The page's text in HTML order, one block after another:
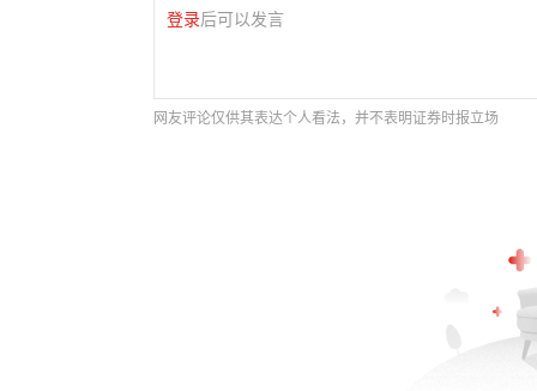
登录后可以发言
网友评论仅供其表达个人看法，并不表明证券时报立场